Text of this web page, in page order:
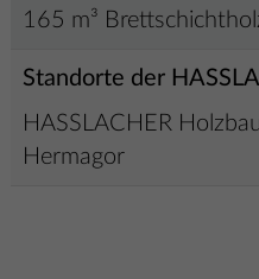
165 m³
Standorte der
HASSLACHER
Hermagor